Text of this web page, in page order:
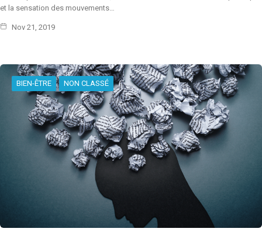
et la sensation des mouvements…
Nov 21, 2019
BIEN-ÊTRE NON CLASSÉ